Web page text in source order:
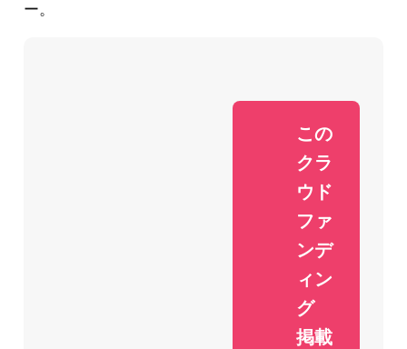
ー。
この
クラ
ウド
ファ
ンデ
ィン
グ
掲載